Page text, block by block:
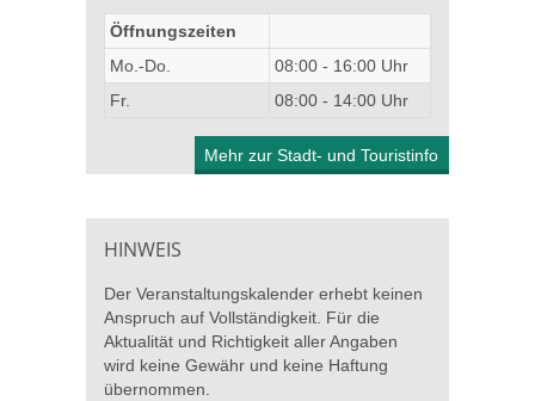
Öffnungszeiten
Mo.-Do.
08:00 - 16:00 Uhr
Fr.
08:00 - 14:00 Uhr
Mehr zur Stadt- und Touristinfo
HINWEIS
Der Veranstaltungskalender erhebt keinen
Anspruch auf Vollständigkeit. Für die
Aktualität und Richtigkeit aller Angaben
wird keine Gewähr und keine Haftung
übernommen.